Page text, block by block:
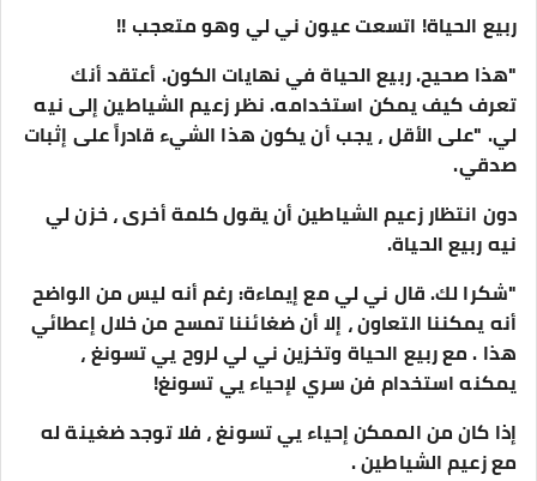
ربيع الحياة! اتسعت عيون ني لي وهو متعجب !!
"هذا صحيح. ربيع الحياة في نهايات الكون. أعتقد أنك
تعرف كيف يمكن استخدامه. نظر زعيم الشياطين إلى نيه
لي. "على الأقل ، يجب أن يكون هذا الشيء قادراً على إثبات
صدقي.
دون انتظار زعيم الشياطين أن يقول كلمة أخرى ، خزن لي
نيه ربيع الحياة.
"شكرا لك. قال ني لي مع إيماءة: رغم أنه ليس من الواضح
أنه يمكننا التعاون ، إلا أن ضغائننا تمسح من خلال إعطائي
هذا . مع ربيع الحياة وتخزين ني لي لروح يي تسونغ ،
يمكنه استخدام فن سري لإحياء يي تسونغ!
إذا كان من الممكن إحياء يي تسونغ ، فلا توجد ضغينة له
مع زعيم الشياطين .